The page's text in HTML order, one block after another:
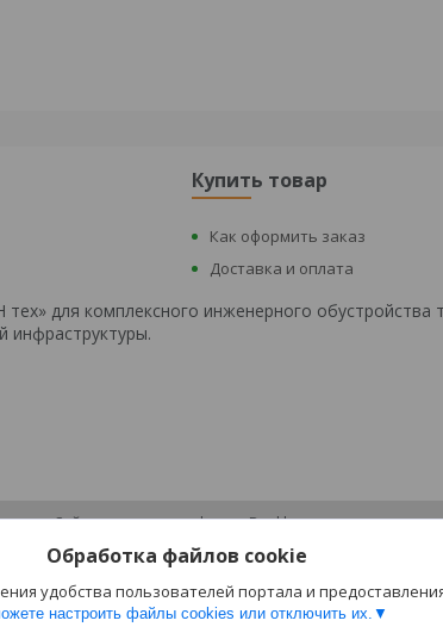
Купить товар
Как оформить заказ
Доставка и оплата
для комплексного инженерного
инфраструктуры.
Сайт создан на платформе Deal.by
Политика обработки файлов cookies
Обработка файлов cookie
удобства пользователей портала и
настроить файлы cookies или отключить их.
ООО «НАТЭН Тех» | Пожаловаться на контент
Select Language▼